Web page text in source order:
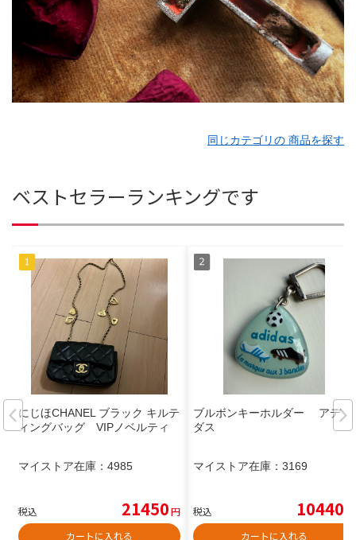
同じカテゴリの 商品を探す
ベストセラーランキングです
にじほCHANEL ブラック キルテ
ィングバッグ VIPノベルティ
マイストア在庫： 4985
税込 21450円
カートに入れる
ブルボンキーホルダー アディ
ダス
マイストア在庫： 3169
税込 10440
カートに入れる